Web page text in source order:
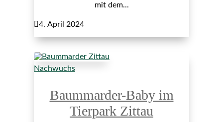
mit dem...
4. April 2024
Nachwuchs
Baummarder-Baby im
Tierpark Zittau